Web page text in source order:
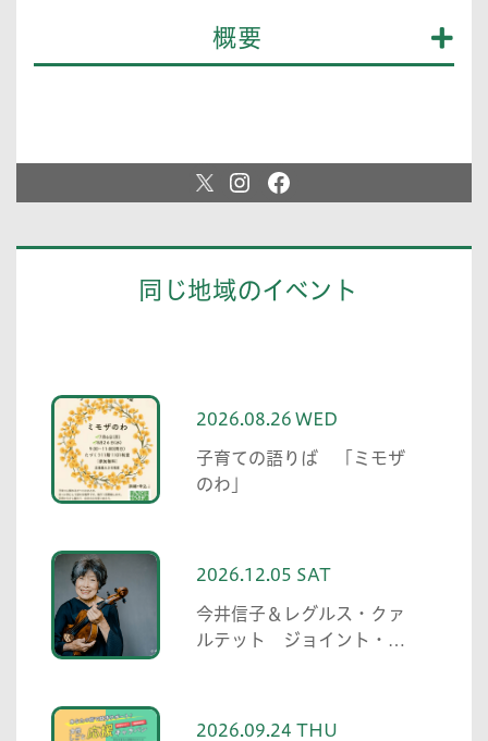
概要
同じ地域のイベント
2026.08.26 WED
子育ての語りば 「ミモザ
のわ」
2026.12.05 SAT
今井信子＆レグルス・クァ
ルテット ジョイント・コ
2026.09.24 THU